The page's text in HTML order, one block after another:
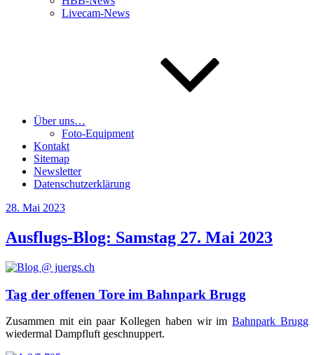
Livecam-News
Über uns…
Foto-Equipment
Kontakt
Sitemap
Newsletter
Datenschutzerklärung
Veröffentlicht
28. Mai 2023
Ausflugs-Blog: Samstag 27. Mai 2023
Tag der offenen Tore im Bahnpark Brugg
Zusam­men mit ein paar Kol­le­gen haben wir imBahn­park Brugg
wie­der­mal Dampf­luft geschnuppert.